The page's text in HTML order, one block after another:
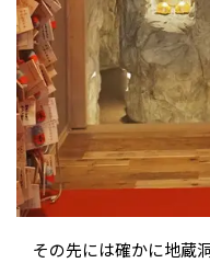
その先には確かに地蔵